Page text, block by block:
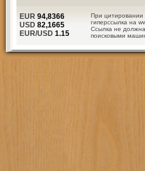
При цитировании
гиперссылка на
Ссылка не
поисковыми
EUR 94,8366
USD 82,1665
EUR/USD 1.15